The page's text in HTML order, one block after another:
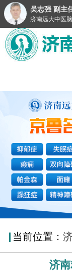
当前位置：
济
吴志强 副主
济南远大中医